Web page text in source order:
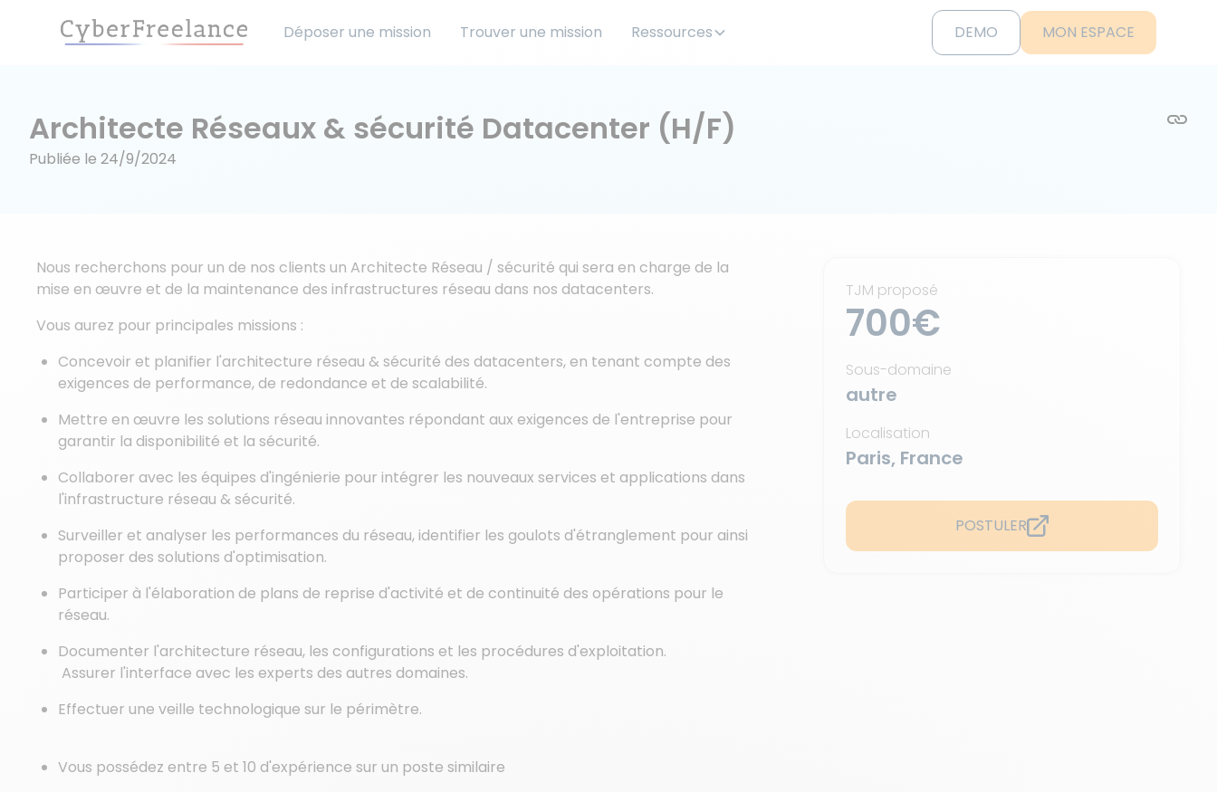
Déposer une mission Trouver une mission Ressources DEMO MON ESPACE
Architecte Réseaux & sécurité Datacenter (H/F)
Publiée le 24/9/2024
Nous recherchons pour un de nos clients un Architecte Réseau / sécurité qui sera en charge de la
mise en œuvre et de la maintenance des infrastructures réseau dans nos datacenters.
Vous aurez pour principales missions :
Concevoir et planifier l'architecture réseau & sécurité des datacenters, en tenant compte des
exigences de performance, de redondance et de scalabilité.
Mettre en œuvre les solutions réseau innovantes répondant aux exigences de l'entreprise pour
garantir la disponibilité et la sécurité.
Collaborer avec les équipes d'ingénierie pour intégrer les nouveaux services et applications dans
l'infrastructure réseau & sécurité.
Surveiller et analyser les performances du réseau, identifier les goulots d'étranglement pour ainsi
proposer des solutions d'optimisation.
Participer à l'élaboration de plans de reprise d'activité et de continuité des opérations pour le
réseau.
Documenter l'architecture réseau, les configurations et les procédures d'exploitation.
Assurer l'interface avec les experts des autres domaines.
Effectuer une veille technologique sur le périmètre.
Vous possédez entre 5 et 10 d'expérience sur un poste similaire
TJM proposé
700€
Sous-domaine
autre
Localisation
Paris, France
POSTULER